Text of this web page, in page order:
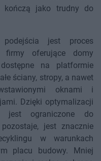
kończą jako trudny do
podejścia jest proces
firmy oferujące domy
na platformie
ściany, stropy, a nawet
oknami i
Dzięki optymalizacji
jest ograniczone do
jest znacznie
w warunkach
placu budowy. Mniej